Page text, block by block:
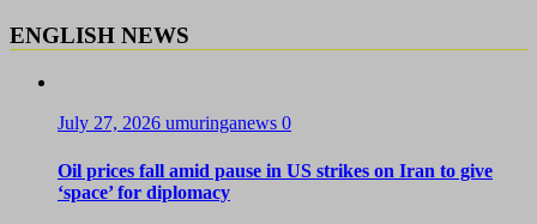
ENGLISH NEWS
July 27, 2026 umuringanews 0
Oil prices fall amid pause in US strikes on Iran to give
‘space’ for diplomacy